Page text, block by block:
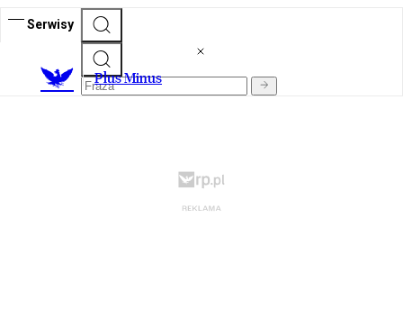
Serwisy
Plus Minus